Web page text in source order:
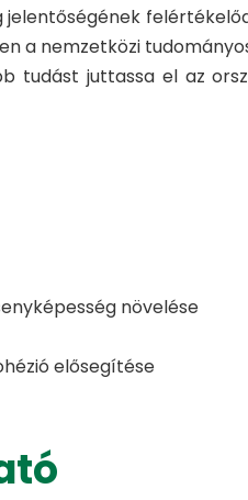
jelentőségének
a nemzetközi
tudást juttassa el az
növelése
elősegítése